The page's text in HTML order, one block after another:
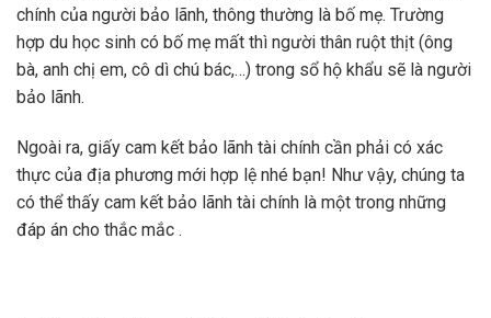
chính của người bảo lãnh, thông thường là bố mẹ. Trường
hợp du học sinh có bố mẹ mất thì người thân ruột thịt (ông
bà, anh chị em, cô dì chú bác,…) trong sổ hộ khẩu sẽ là người
bảo lãnh.
Ngoài ra, giấy cam kết bảo lãnh tài chính cần phải có xác
thực của địa phương mới hợp lệ nhé bạn! Như vậy, chúng ta
có thể thấy cam kết bảo lãnh tài chính là một trong những
đáp án cho thắc mắc .